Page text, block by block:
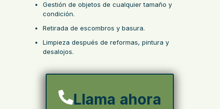
Gestión de objetos de cualquier tamaño y
condición.
Retirada de escombros y basura.
Limpieza después de reformas, pintura y
desalojos.
Llama ahora